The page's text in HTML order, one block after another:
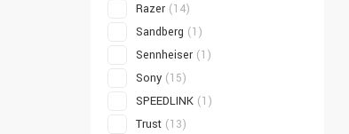
Razer (14)
Sandberg (1)
Sennheiser (1)
Sony (15)
SPEEDLINK (1)
Trust (13)